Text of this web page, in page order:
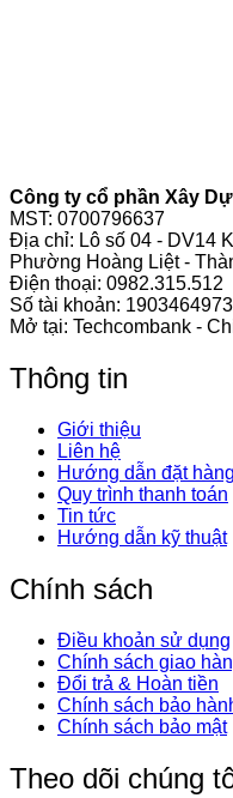
Công ty cổ phần Xây
MST: 0700796637
Địa chỉ: Lô số 04 - DV14
Phường Hoàng Liệt -
Điện thoại: 0982.315.512
Số tài khoản:
Mở tại: Techcombank -
Thông tin
Giới thiệu
Liên hệ
Hướng dẫn đặt hàng
Quy trình thanh toán
Tin tức
Hướng dẫn kỹ thuật
Chính sách
Điều khoản sử dụng
Chính sách giao
Đổi trả & Hoàn tiền
Chính sách bảo
Chính sách bảo mật
Theo dõi chúng